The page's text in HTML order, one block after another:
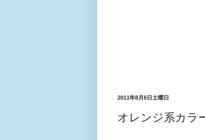
2011年8月6日土曜日
オレンジ系カラ